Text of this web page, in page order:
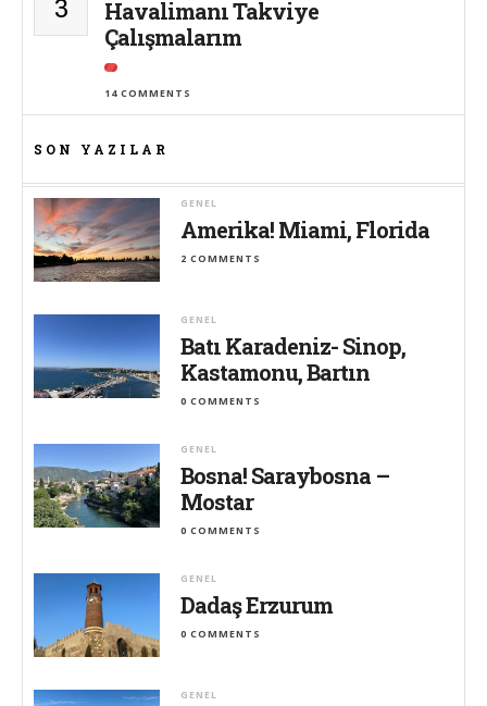
3
Havalimanı Takviye
Çalışmalarım
14 COMMENTS
SON YAZILAR
GENEL
Amerika! Miami, Florida
2 COMMENTS
GENEL
Batı Karadeniz- Sinop,
Kastamonu, Bartın
0 COMMENTS
GENEL
Bosna! Saraybosna –
Mostar
0 COMMENTS
GENEL
Dadaş Erzurum
0 COMMENTS
GENEL